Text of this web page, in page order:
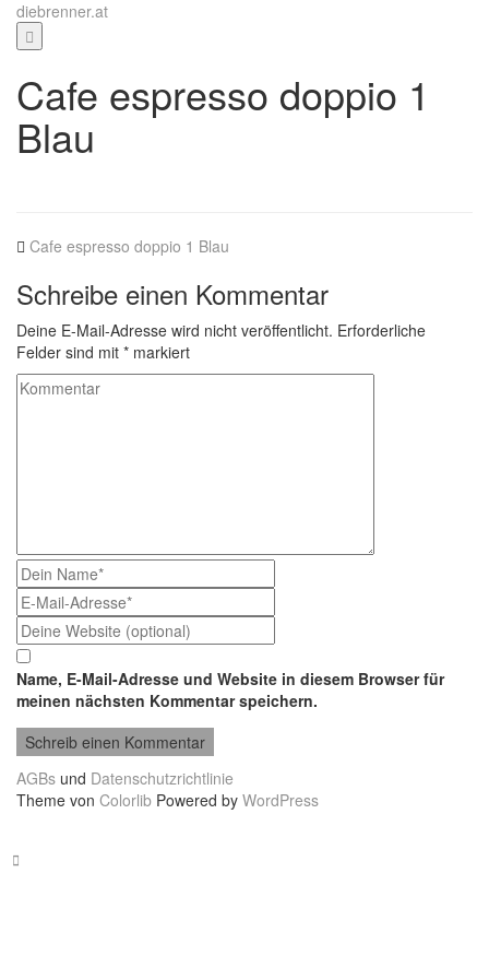
Zum
Inhalt
springen
diebrenner.at
Cafe espresso doppio 1
Blau
Cafe espresso doppio 1 Blau
Schreibe einen Kommentar
Deine E-Mail-Adresse wird nicht veröffentlicht. Erforderliche
Felder sind mit * markiert
Name, E-Mail-Adresse und Website in diesem Browser für
meinen nächsten Kommentar speichern.
AGBs und Datenschutzrichtlinie
Theme von Colorlib Powered by WordPress